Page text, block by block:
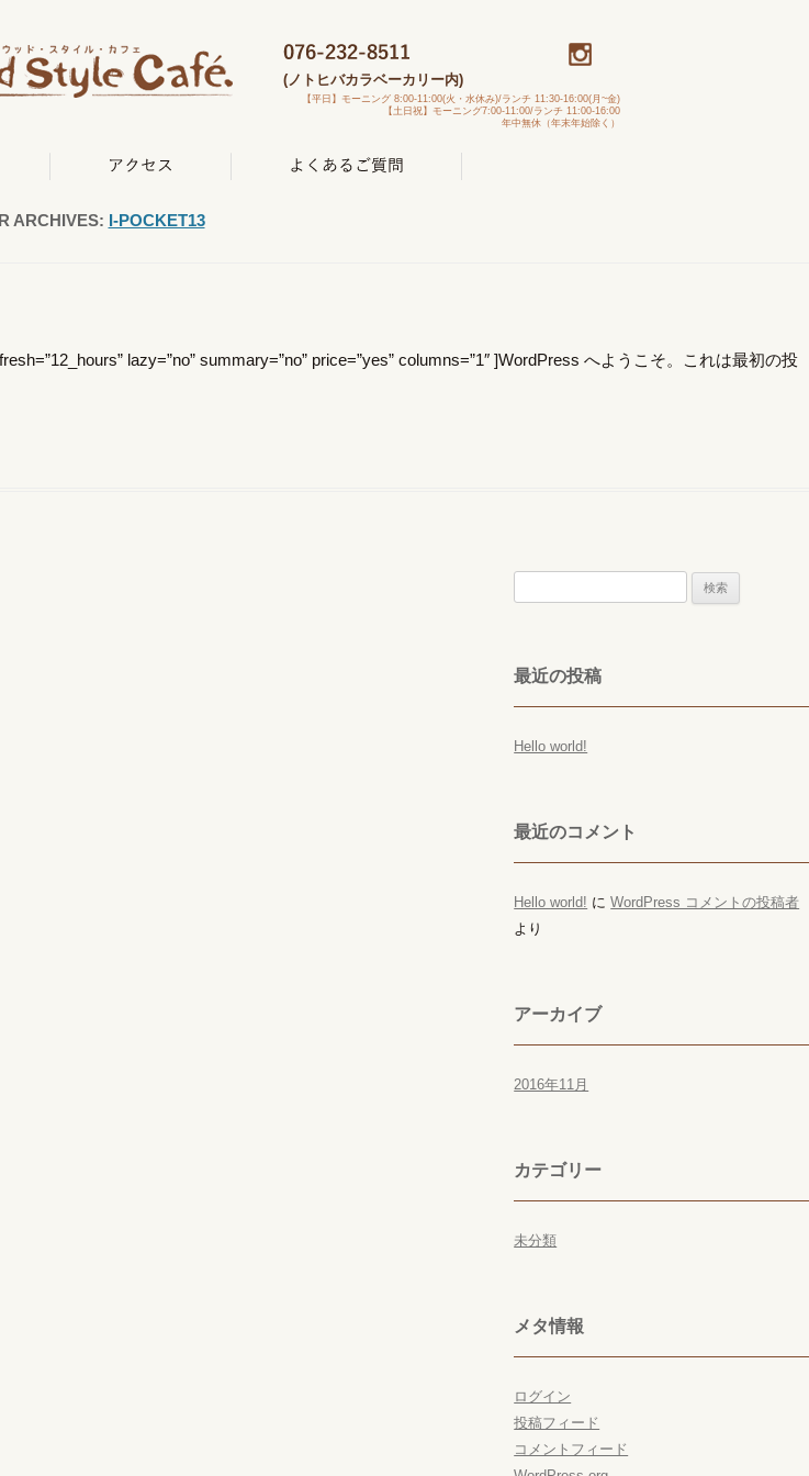
(ノトヒバカラベーカリー内)
【平日】モーニング 8:00-11:00(火・水休み)/ランチ 11:30-16:00(月~金)
【土日祝】モーニング7:00-11:00/ランチ 11:00-16:00
年中無休（年末年始除く）
ARCHIVES: I-POCKET13
lazy=”no” summary=”no” price=”yes” columns=”1″ ]WordPress へようこそ。これは最初の投
最近の投稿
Hello world!
最近のコメント
Hello world! にWordPress コメントの投稿者
より
アーカイブ
2016年11月
カテゴリー
未分類
メタ情報
ログイン
投稿フィード
コメントフィード